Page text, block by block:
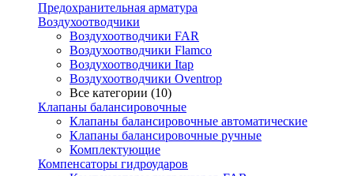
Предохранительная арматура
Воздухоотводчики
Воздухоотводчики FAR
Воздухоотводчики Flamco
Воздухоотводчики Itap
Воздухоотводчики Oventrop
Все категории (10)
Клапаны балансировочные
Клапаны балансировочные автоматические
Клапаны балансировочные ручные
Комплектующие
Компенсаторы гидроударов